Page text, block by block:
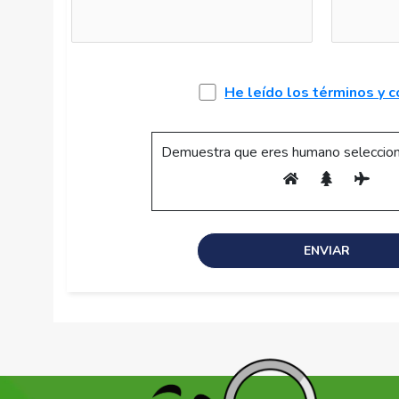
He leído los términos y
Demuestra que eres humano